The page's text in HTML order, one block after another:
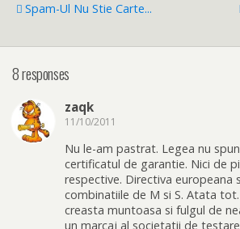
Spam-Ul Nu Stie Carte...
8 responses
zaqk
11/10/2011
Nu le-am pastrat. Legea nu
certificatul de garantie. Nici de
respective. Directiva europeana
combinatiile de M si S. Atata
creasta muntoasa si fulgul de
un marcaj al societatii de